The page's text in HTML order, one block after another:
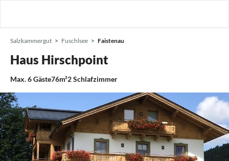
Salzkammergut Fuschlsee Faistenau
Haus Hirschpoint
Max.6Gäste76m²2Schlafzimmer